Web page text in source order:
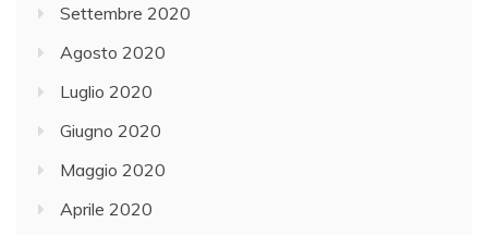
Settembre 2020
Agosto 2020
Luglio 2020
Giugno 2020
Maggio 2020
Aprile 2020